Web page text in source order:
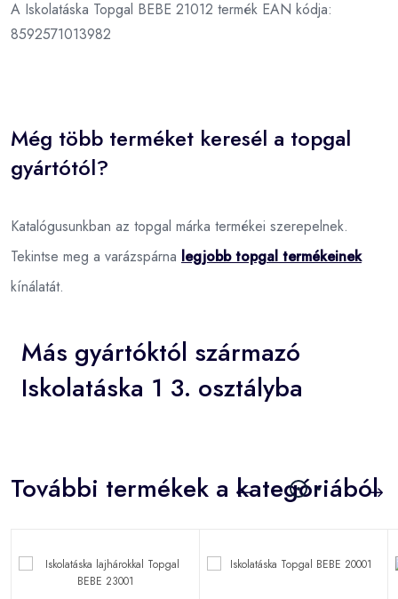
A Iskolatáska Topgal BEBE 21012 termék EAN kódja:
8592571013982
Még több terméket keresél a topgal
gyártótól?
Katalógusunkban az topgal márka termékei szerepelnek.
Tekintse meg a varázspárna legjobb topgal termékeinek
kínálatát.
Más gyártóktól származó
Iskolatáska 1 3. osztályba
További termékek a kategóriából